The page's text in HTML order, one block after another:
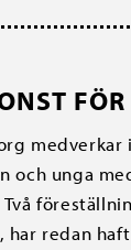
medverkar
och unga
har redan